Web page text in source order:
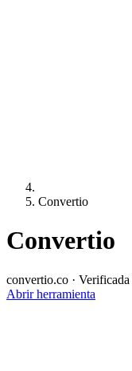
Convertio
Convertio
convertio.co ·
Abrir herramienta